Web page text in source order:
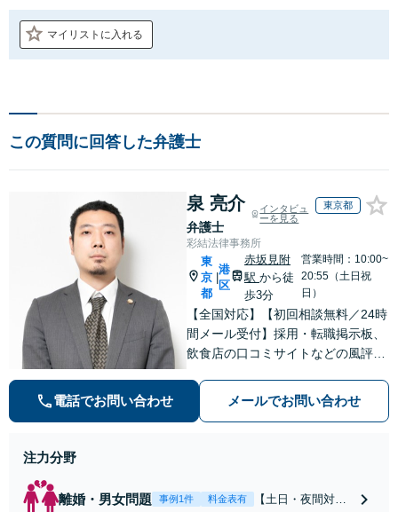
マイリストに入れる
この質問に回答した弁護士
泉 亮介
弁護士
インタビュ
ーを見る
東京都
彩結法律事務所
東
京
都
港
区
赤坂見附
駅 から徒
歩3分
営業時間：10:00~
20:55（土日祝
日）
【全国対応】【初回相談無料／24時
間メール受付】採用・転職掲示板、
飲食店の口コミサイトなどの風評被
の種類を問わず相談可。可能な限り
早期対応で駆けつけサポート【労
電話でお問い合わせ メールでお問い合わせ
注力分野
離婚・男女問題 事例1件 料金表有
【土日・夜間対応